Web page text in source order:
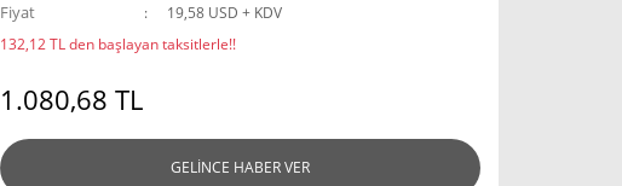
Fiyat
19,58 USD + KDV
132,12 TL den başlayan taksitlerle!!
1.080,68 TL
GELİNCE HABER VER